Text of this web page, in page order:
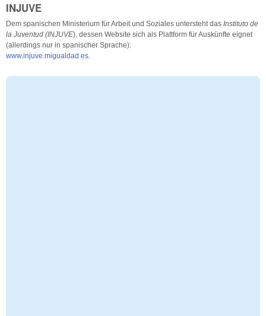
INJUVE
Dem spanischen Ministerium für Arbeit und Soziales untersteht das Instituto de
la Juventud (INJUVE), dessen Website sich als Plattform für Auskünfte eignet
(allerdings nur in spanischer Sprache):
www.injuve.migualdad.es.